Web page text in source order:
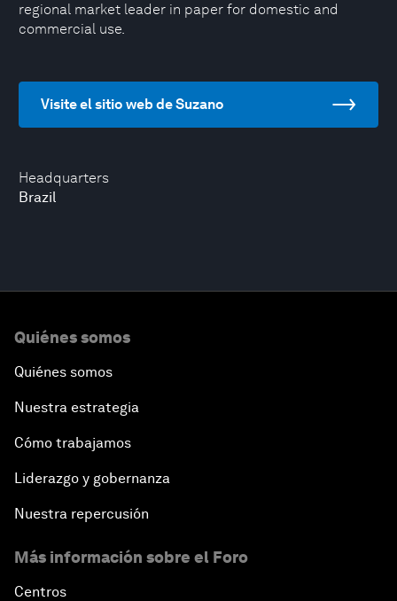
Headquarters
Brazil
regional market leader in paper for domestic and
commercial use.
Visite el sitio web de Suzano
Quiénes somos
Quiénes somos
Nuestra estrategia
Cómo trabajamos
Liderazgo y gobernanza
Nuestra repercusión
Más información sobre el Foro
Centros